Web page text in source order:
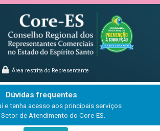
Área restrita do Representante
Dúvidas frequentes
e tenha acesso aos principais serviços
de Atendimento do Core-ES.